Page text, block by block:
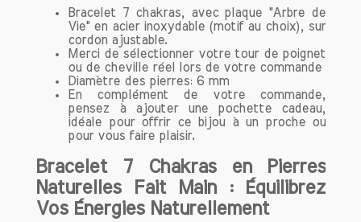
présence d'inclusions de mica,
d’hématite ou de crocidolite, qui lui
confèrent ses reflets scintillants. Les
teintes de l'aventurine varient du vert
au bleu, en passant par le brun et le
rouge, chaque couleur portant ses
propres significations et vertus en
lithothérapie.
Les Bienfaits de la Pierre
d'Aventurine
L'aventurine est reconnue pour ses
Bracelet 7 chakras, avec plaque "Arbre de
Vie" en acier inoxydable (motif au choix), sur
cordon ajustable.
Merci de sélectionner votre tour de poignet
ou de cheville réel lors de votre commande
Diamètre des pierres: 6 mm
En complément de votre commande,
pensez à ajouter une pochette cadeau,
idéale pour offrir ce bijou à un proche ou
pour vous faire plaisir.
Bracelet 7 Chakras en Pierres
Naturelles Fait Main : Équilibrez
Vos Énergies Naturellement